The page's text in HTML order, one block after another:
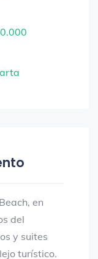
en
del
y suites
turístico.